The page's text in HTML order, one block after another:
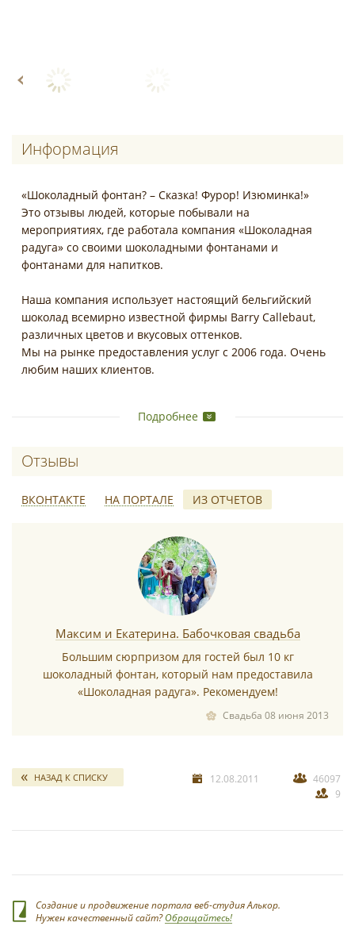
Информация
«Шоколадный фонтан? – Сказка! Фурор! Изюминка!»
Это отзывы людей, которые побывали на
мероприятиях, где работала компания «Шоколадная
радуга» со своими шоколадными фонтанами и
фонтанами для напитков.
Наша компания использует настоящий бельгийский
шоколад всемирно известной фирмы Barry Callebaut,
различных цветов и вкусовых оттенков.
Мы на рынке предоставления услуг с 2006 года. Очень
любим наших клиентов.
фруктовой пальмы – шикарный фонтан для напитков в
Для всех клиентов в Подарок предусмотрены красивые
Шоколадные комплименты.
У нас можно заказать дополнительно: клубнику в
шоколаде, конфеты ручной работы, фруктовые букеты,
фруктовые пальмы, шоколадные фигурки и открытки. А
также аппарат для мягкого мороженого, граниту
(фруктовый лед), охладители соков, сладкий бар и еще
много всего интересного.
Подробнее
Отзывы о Шоколадные фонтаны от
ВКОНТАКТЕ НА ПОРТАЛЕ ИЗ ОТЧЕТОВ
*
*
Максим и Екатерина. Бабочковая свадьба
Большим сюрпризом для гостей был 10 кг
шоколадный фонтан, который нам предоставила
«Шоколадная радуга». Рекомендуем!
Свадьба 08 июня 2013
НАЗАД К СПИСКУ 12.08.2011
46097
9
Создание и продвижение портала веб-студия Алькор.
Нужен качественный сайт?Обращайтесь!